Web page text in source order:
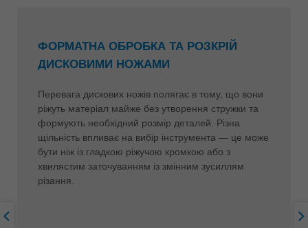
ФОРМАТНА ОБРОБКА ТА РОЗКРІЙ
ДИСКОВИМИ НОЖАМИ
Перевага дискових ножів полягає в тому, що вони
ріжуть матеріал майже без утворення стружки та
формують необхідний розмір деталей. Різна
щільність впливає на вибір інструмента — це може
бути ніж із гладкою ріжучою кромкою або з
хвилястим заточуванням із змінним зусиллям
різання.